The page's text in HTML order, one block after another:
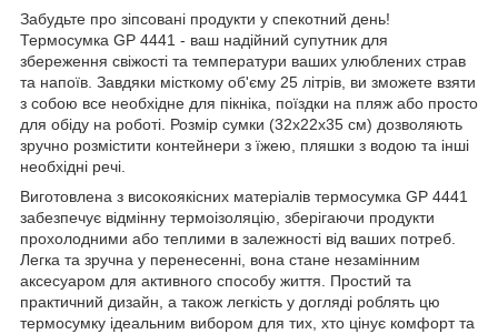
Забудьте про зіпсовані продукти у спекотний день!
Термосумка GP 4441 - ваш надійний супутник для
збереження свіжості та температури ваших улюблених страв
та напоїв. Завдяки місткому об'єму 25 літрів, ви зможете взяти
з собою все необхідне для пікніка, поїздки на пляж або просто
для обіду на роботі. Розмір сумки (32x22x35 см) дозволяють
зручно розмістити контейнери з їжею, пляшки з водою та інші
необхідні речі.
Виготовлена з високоякісних матеріалів термосумка GP 4441
забезпечує відмінну термоізоляцію, зберігаючи продукти
прохолодними або теплими в залежності від ваших потреб.
Легка та зручна у перенесенні, вона стане незамінним
аксесуаром для активного способу життя. Простий та
практичний дизайн, а також легкість у догляді роблять цю
термосумку ідеальним вибором для тих, хто цінує комфорт та